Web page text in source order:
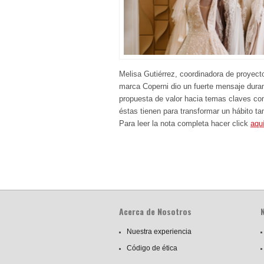
Melisa Gutiérrez, coordinadora de
marca Coperni dio un fuerte mensaje
propuesta de valor hacia temas claves
éstas tienen para transformar un hábito
Para leer la nota completa hacer click
Acerca de Nosotros
Nuestra experiencia
Código de ética